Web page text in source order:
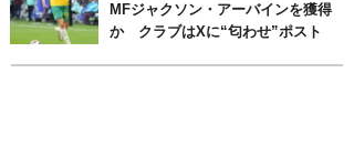
MFジャクソン・アーバインを獲得
か クラブはXに“匂わせ”ポスト